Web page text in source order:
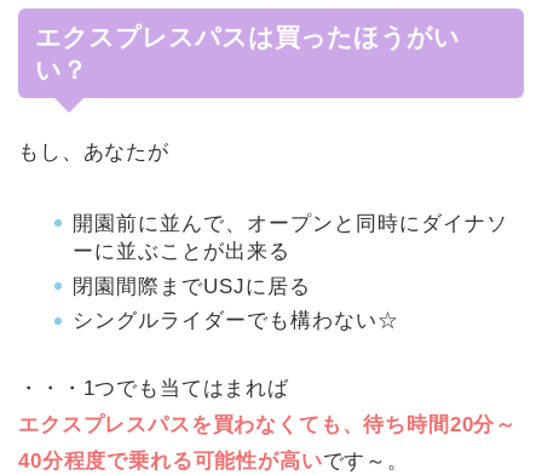
エクスプレスパスは買ったほうがい
い？
もし、あなたが
開園前に並んで、オープンと同時にダイナソ
ーに並ぶことが出来る
閉園間際までUSJに居る
シングルライダーでも構わない☆
・・・1つでも当てはまれば
エクスプレスパスを買わなくても、待ち時間20分～
40分程度で乗れる可能性が高いです～。